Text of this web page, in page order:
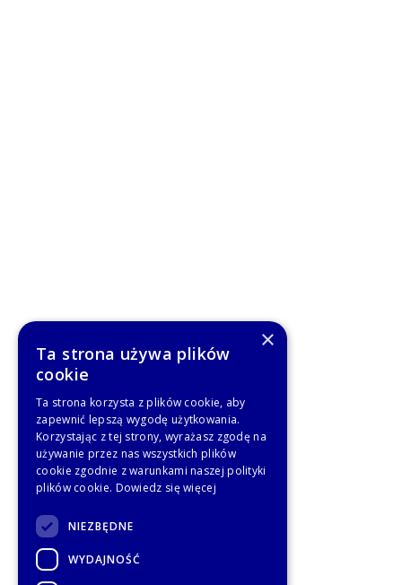
×
Ta strona używa plików
cookie
Ta strona korzysta z plików cookie, aby
zapewnić lepszą wygodę użytkowania.
Korzystając z tej strony, wyrażasz zgodę na
używanie przez nas wszystkich plików
cookie zgodnie z warunkami naszej polityki
plików cookie. Dowiedz się więcej
NIEZBĘDNE
WYDAJNOŚĆ